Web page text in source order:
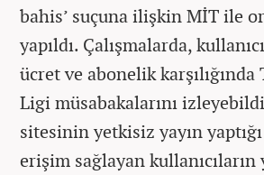
bahis’ suçuna ilişkin MİT ile
yapıldı. Çalışmalarda,
ücret ve abonelik
Ligi müsabakalarını
sitesinin yetkisiz yayın
erişim sağlayan kullanıcıların